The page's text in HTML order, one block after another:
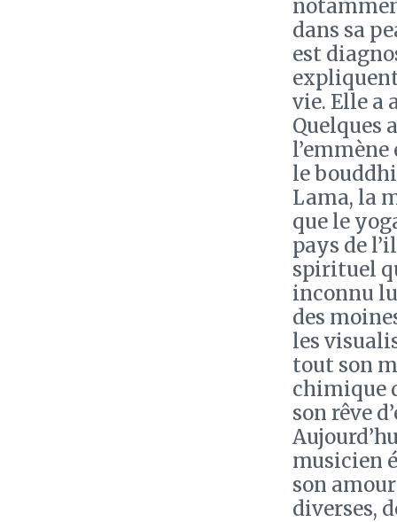
dans sa
est
vie. Elle a
Quelques
le
Lama, la
que le
pays de
spirituel
inconnu
des
les
tout son
chimique
son rêve
musicien
son
diverses,